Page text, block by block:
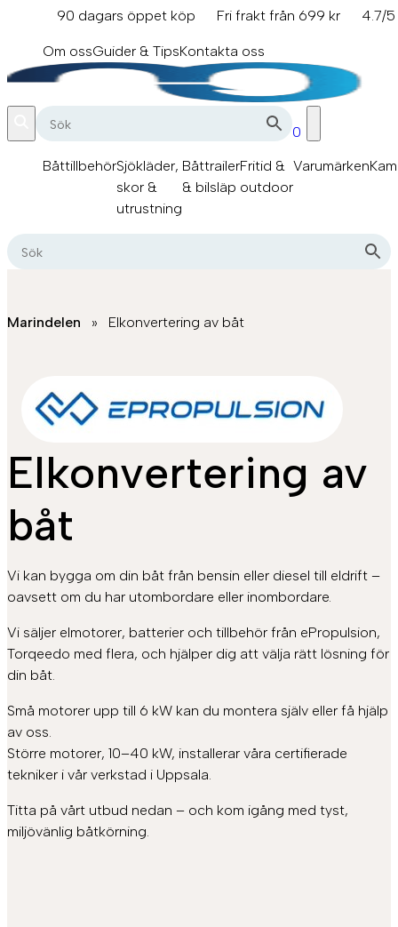
90 dagars öppet köp Fri frakt från 699 kr
4.7/
Om ossGuider & TipsKontakta oss
0
BåttillbehörSjökläder,
skor &
utrustning
Båttrailer
& bilsläp
Fritid &
outdoor
Varumärken
Marindelen » Elkonvertering av båt
Elkonvertering av
båt
Vi kan bygga om din båt från bensin eller diesel till eldrift –
oavsett om du har utombordare eller inombordare.
Vi säljer elmotorer, batterier och tillbehör från ePropulsion,
Torqeedo med flera, och hjälper dig att välja rätt lösning för
din båt.
Små motorer upp till 6 kW kan du montera själv eller få hjälp
av oss.
Större motorer, 10–40 kW, installerar våra certifierade
tekniker i vår verkstad i Uppsala.
Titta på vårt utbud nedan – och kom igång med tyst,
miljövänlig båtkörning.